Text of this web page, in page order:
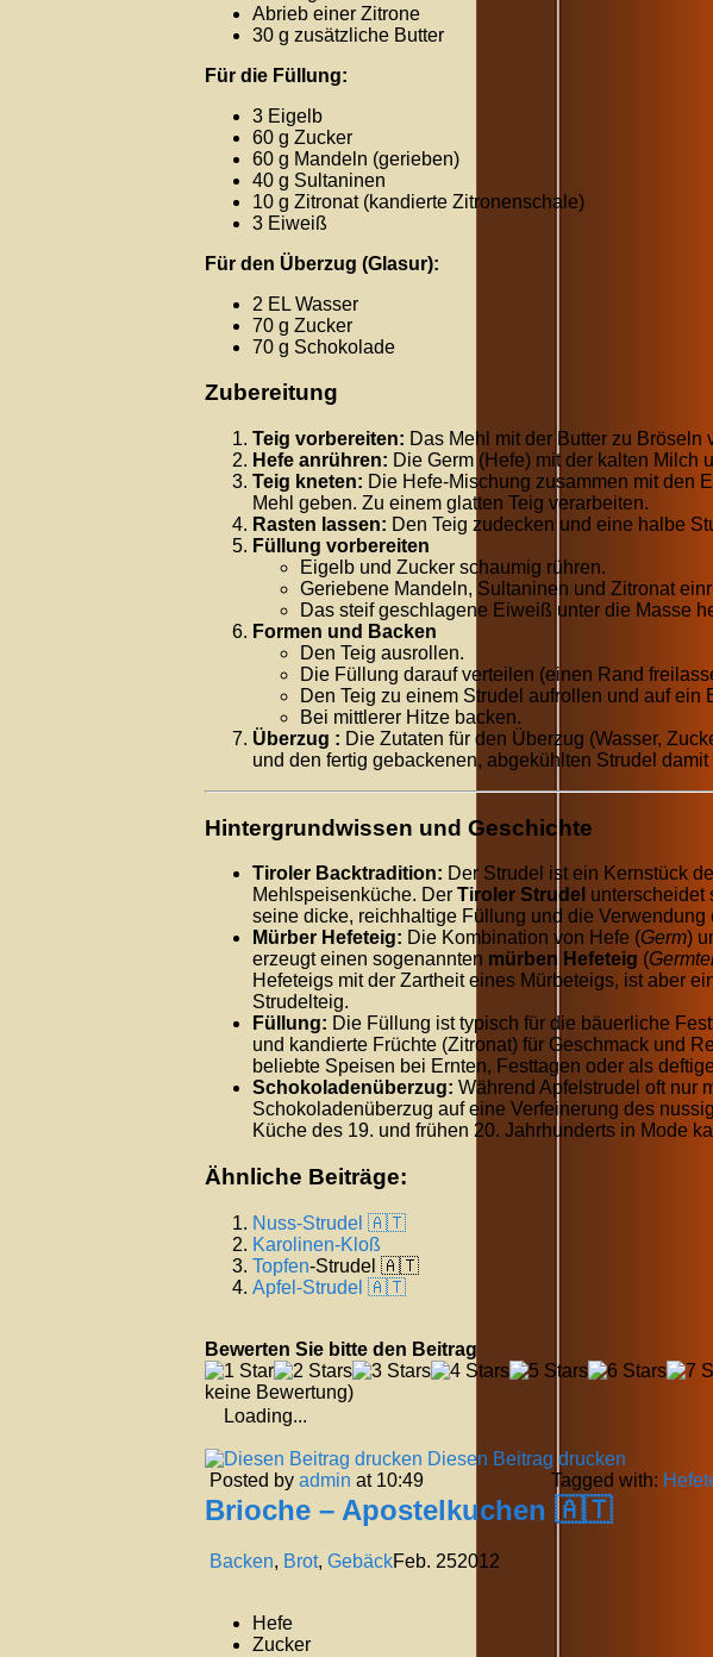
Abrieb einer Zitrone
30 g zusätzliche Butter
Für die Füllung:
3 Eigelb
60 g Zucker
60 g Mandeln (gerieben)
40 g Sultaninen
10 g Zitronat (kandierte Zitronenschale)
3 Eiweiß
Für den Überzug (Glasur):
2 EL Wasser
70 g Zucker
70 g Schokolade
Zubereitung
Teig vorbereiten: Das Mehl mit der Butter zu Bröseln
Hefe anrühren: Die Germ (Hefe) mit der kalten Milch
Teig kneten: Die Hefe-Mischung zusammen mit den
Mehl geben. Zu einem glatten Teig verarbeiten.
Rasten lassen: Den Teig zudecken und eine halbe
Füllung vorbereiten
Eigelb und Zucker schaumig rühren.
Geriebene Mandeln, Sultaninen und Zitronat
Das steif geschlagene Eiweiß unter die Masse
Formen und Backen
Den Teig ausrollen.
Die Füllung darauf verteilen (einen Rand
Den Teig zu einem Strudel aufrollen und auf ein
Bei mittlerer Hitze backen.
Überzug : Die Zutaten für den Überzug (Wasser,
und den fertig gebackenen, abgekühlten Strudel
Hintergrundwissen und Geschichte
Tiroler Backtradition: Der Strudel ist ein Kernstück
Mehlspeisenküche. Der Tiroler Strudel unterscheidet
seine dicke, reichhaltige Füllung und die Verwendung
Mürber Hefeteig: Die Kombination von Hefe (Germ)
erzeugt einen sogenannten mürben Hefeteig (
Hefeteigs mit der Zartheit eines Mürbeteigs, ist aber
Strudelteig.
Füllung: Die Füllung ist typisch für die bäuerliche
und kandierte Früchte (Zitronat) für Geschmack und
beliebte Speisen bei Ernten, Festtagen oder als
Schokoladenüberzug: Während Apfelstrudel oft nur
Schokoladenüberzug auf eine Verfeinerung des
Küche des 19. und frühen 20. Jahrhunderts in Mode
Ähnliche Beiträge:
Nuss-Strudel 🇦🇹
Karolinen-Kloß
Topfen-Strudel 🇦🇹
Apfel-Strudel 🇦🇹
Bewerten Sie bitte den Beitrag
keine Bewertung)
Loading...
Diesen Beitrag drucken
Posted by admin at 10:49 Tagged with:
Brioche – Apostelkuchen 🇦🇹
Backen, Brot, GebäckFeb. 252012
Hefe
Zucker